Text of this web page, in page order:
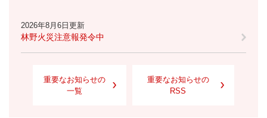
2026年8月6日更新
林野火災注意報発令中
重要なお知らせの
一覧
重要なお知らせの
RSS